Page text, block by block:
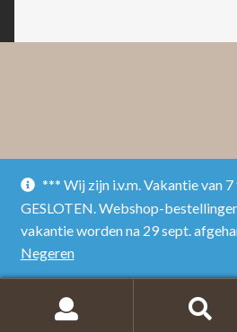
*** Wij zijn i.v.m. Vakantie van
GESLOTEN. Webshop-
vakantie worden na 29 sept.
Negeren